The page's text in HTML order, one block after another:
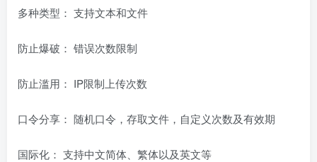
多种类型： 支持文本和文件
防止爆破： 错误次数限制
防止滥用： IP限制上传次数
口令分享： 随机口令，存取文件，自定义次数及有效期
国际化： 支持中文简体、繁体以及英文等